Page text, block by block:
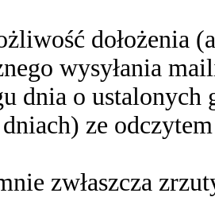
dołożenia
wysyłania
dnia o
ze
zwłaszcza